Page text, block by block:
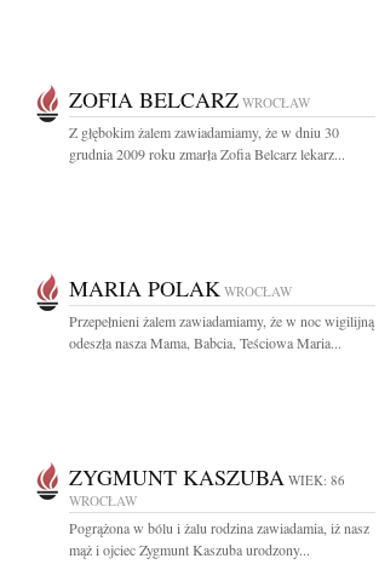
ZOFIA BELCARZ WROCŁAW
Z głębokim żalem zawiadamiamy, że w dniu 30
grudnia 2009 roku zmarła Zofia Belcarz lekarz...
MARIA POLAK WROCŁAW
Przepełnieni żalem zawiadamiamy, że w noc wigilijną
odeszła nasza Mama, Babcia, Teściowa Maria...
ZYGMUNT KASZUBA WIEK: 86
WROCŁAW
Pogrążona w bólu i żalu rodzina zawiadamia, iż nasz
mąż i ojciec Zygmunt Kaszuba urodzony...